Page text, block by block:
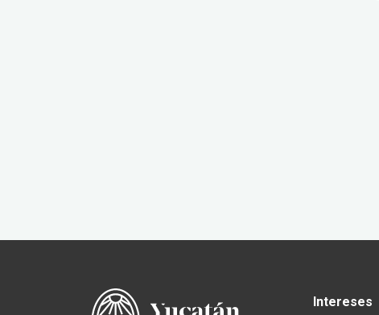
Intereses